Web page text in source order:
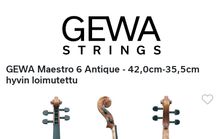
GEWA Maestro 6 Antique - 42,0cm-35,5cm
hyvin loimutettu